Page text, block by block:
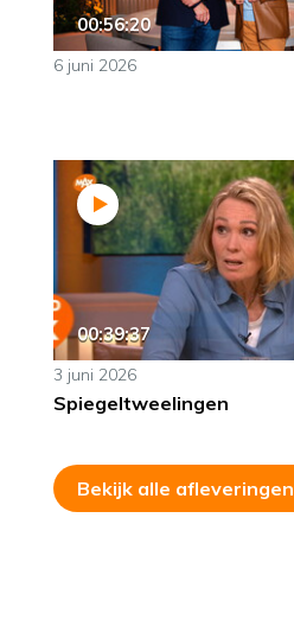
00:56:20
6 juni 2026
00:39:37
3 juni 2026
Spiegeltweelingen
Bekijk alle afleveringen